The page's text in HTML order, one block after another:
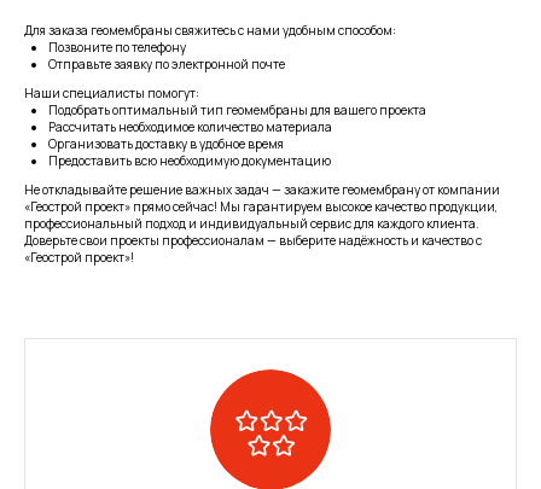
Для заказа геомембраны свяжитесь с нами удобным способом:
Позвоните по телефону
Отправьте заявку по электронной почте
Наши специалисты помогут:
Подобрать оптимальный тип геомембраны для вашего проекта
Рассчитать необходимое количество материала
Организовать доставку в удобное время
Предоставить всю необходимую документацию
Не откладывайте решение важных задач — закажите геомембрану от компании
«Геострой проект» прямо сейчас! Мы гарантируем высокое качество продукции,
профессиональный подход и индивидуальный сервис для каждого клиента.
Доверьте свои проекты профессионалам — выберите надёжность и качество с
«Геострой проект»!